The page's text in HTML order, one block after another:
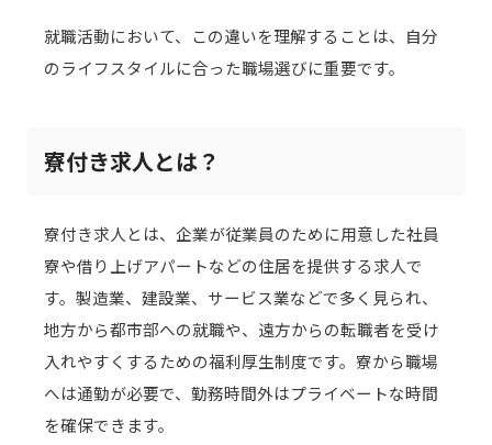
就職活動において、この違いを理解することは、自分
のライフスタイルに合った職場選びに重要です。
寮付き求人とは？
寮付き求人とは、企業が従業員のために用意した社員
寮や借り上げアパートなどの住居を提供する求人で
す。製造業、建設業、サービス業などで多く見られ、
地方から都市部への就職や、遠方からの転職者を受け
入れやすくするための福利厚生制度です。寮から職場
へは通勤が必要で、勤務時間外はプライベートな時間
を確保できます。